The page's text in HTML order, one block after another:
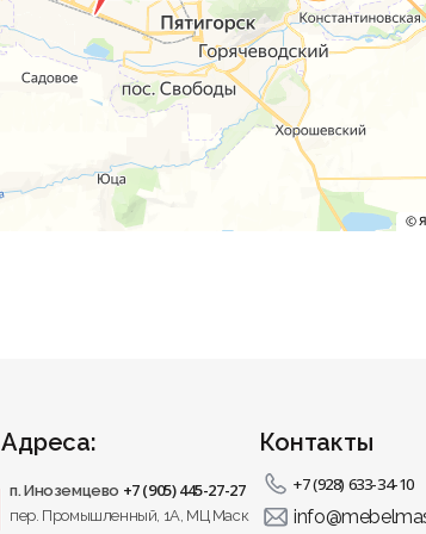
Адреса:
п. Иноземцево +7 (905) 445-27-27
пер. Промышленный, 1A, МЦ Маск
Контакты
+7 (928) 633-34-10